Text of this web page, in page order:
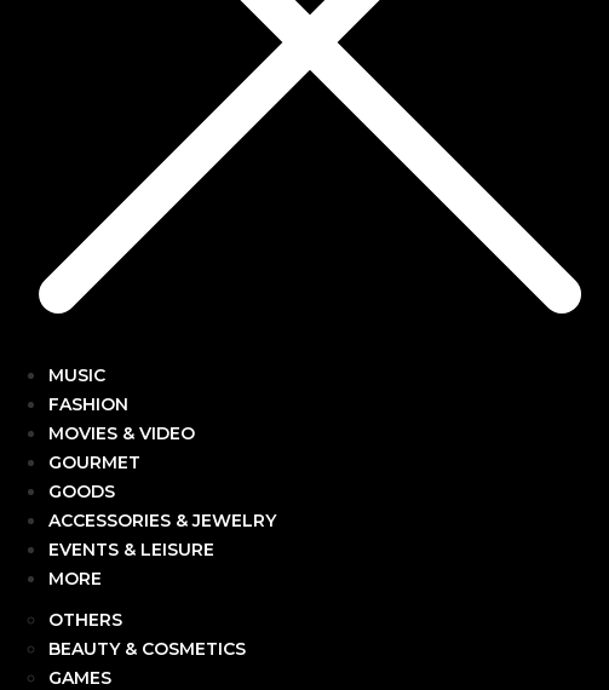
MUSIC
FASHION
MOVIES & VIDEO
GOURMET
GOODS
ACCESSORIES & JEWELRY
EVENTS & LEISURE
MORE
OTHERS
BEAUTY & COSMETICS
GAMES